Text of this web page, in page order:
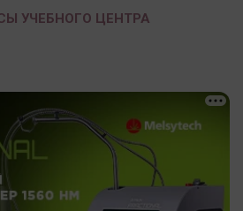
УЧЕБНОГО ЦЕНТРА